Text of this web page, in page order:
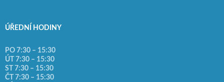
ÚŘEDNÍ HODINY
PO 7:30 – 15:30
ÚT 7:30 – 15:30
ST 7:30 – 15:30
ČT 7:30 – 15:30